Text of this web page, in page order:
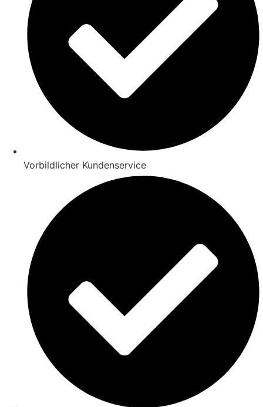
Vorbildlicher Kundenservice